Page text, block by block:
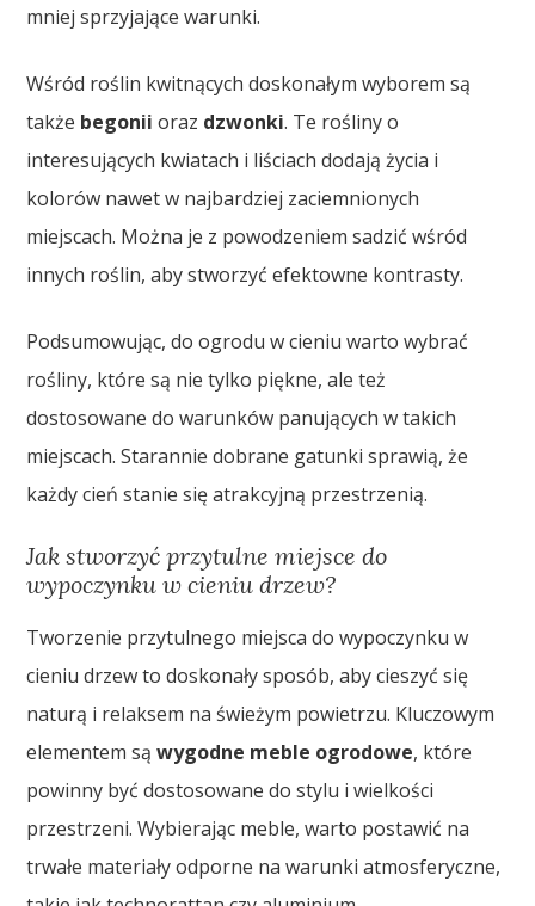
mniej sprzyjające warunki.
Wśród roślin kwitnących doskonałym wyborem są
także begonii oraz dzwonki. Te rośliny o
interesujących kwiatach i liściach dodają życia i
kolorów nawet w najbardziej zaciemnionych
miejscach. Można je z powodzeniem sadzić wśród
innych roślin, aby stworzyć efektowne kontrasty.
Podsumowując, do ogrodu w cieniu warto wybrać
rośliny, które są nie tylko piękne, ale też
dostosowane do warunków panujących w takich
miejscach. Starannie dobrane gatunki sprawią, że
każdy cień stanie się atrakcyjną przestrzenią.
Jak stworzyć przytulne miejsce do
wypoczynku w cieniu drzew?
Tworzenie przytulnego miejsca do wypoczynku w
cieniu drzew to doskonały sposób, aby cieszyć się
naturą i relaksem na świeżym powietrzu. Kluczowym
elementem sąwygodne meble ogrodowe, które
powinny być dostosowane do stylu i wielkości
przestrzeni. Wybierając meble, warto postawić na
trwałe materiały odporne na warunki atmosferyczne,